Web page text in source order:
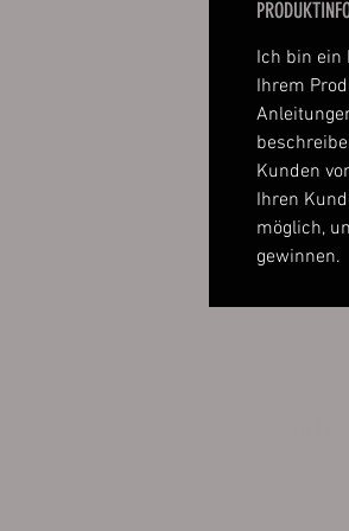
Ich bin ein
Ihrem
Kunden
Ihren
möglich,
gewinnen.